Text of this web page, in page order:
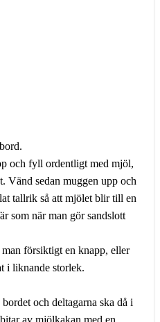
och fyll ordentligt med mjöl,
Vänd sedan muggen upp och
tallrik så att mjölet blir till en
som när man gör sandslott
försiktigt en knapp, eller
i liknande storlek.
och deltagarna ska då i
av mjölkakan med en